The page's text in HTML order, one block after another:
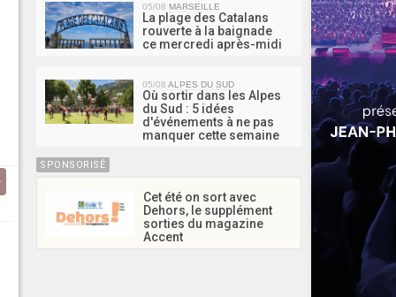
05/08 MARSEILLE
La plage des Catalans
rouverte à la baignade
ce mercredi après-midi
05/08 ALPES DU SUD
Où sortir dans les Alpes
du Sud : 5 idées
d'événements à ne pas
manquer cette semaine
SPONSORISÉ
Cet été on sort avec
Dehors, le supplément
sorties du magazine
Accent